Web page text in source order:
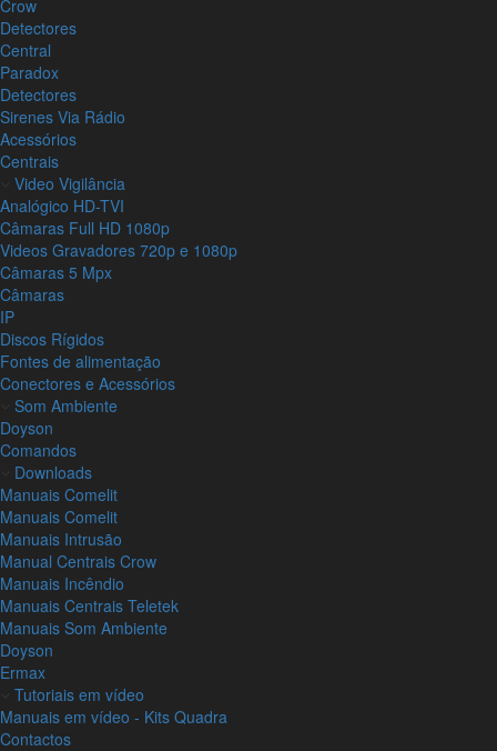
Crow
Detectores
Central
Paradox
Detectores
Sirenes Via Rádio
Acessórios
Centrais
Video Vigilância
Analógico HD-TVI
Câmaras Full HD 1080p
Videos Gravadores 720p e 1080p
Câmaras 5 Mpx
Câmaras
IP
Discos Rígidos
Fontes de alimentação
Conectores e Acessórios
Som Ambiente
Doyson
Comandos
Downloads
Manuais Comelit
Manuais Comelit
Manuais Intrusão
Manual Centrais Crow
Manuais Incêndio
Manuais Centrais Teletek
Manuais Som Ambiente
Doyson
Ermax
Tutoriais em vídeo
Manuais em vídeo - Kits Quadra
Contactos